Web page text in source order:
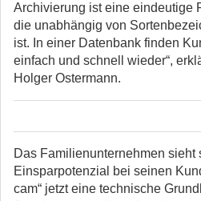
Archivierung ist eine eindeutige
die unabhängig von
ist. In einer Datenbank finden
einfach und schnell wieder“,
Holger Ostermann.
Das Familienunternehmen sieht
Einsparpotenzial bei seinen
cam“ jetzt eine technische